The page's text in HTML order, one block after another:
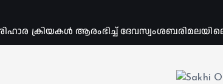
ക്രിയകൾ ആരംഭിച്ച്